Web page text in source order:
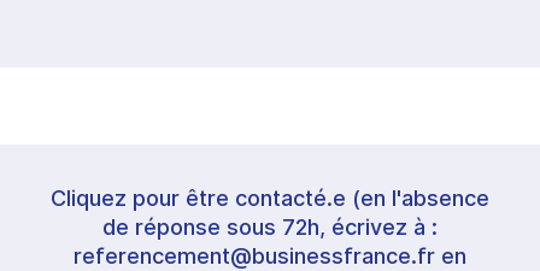
Cliquez pour être contacté.e (en l'absence
de réponse sous 72h, écrivez à :
referencement@businessfrance.fr en